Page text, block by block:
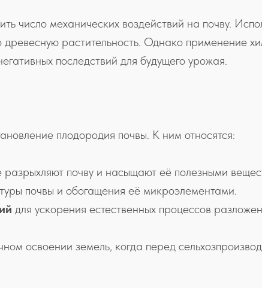
число механических воздействий на почву.
растительность. Однако применение
последствий для будущего урожая.
плодородия почвы. К ним относятся:
разрыхляют почву и насыщают её полезными
почвы и обогащения её микроэлементами.
для ускорения естественных процессов
освоении земель, когда перед